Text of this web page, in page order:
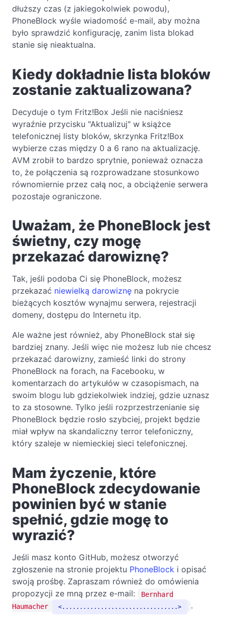
dłuższy czas (z jakiegokolwiek powodu),
PhoneBlock wyśle wiadomość e-mail, aby można
było sprawdzić konfigurację, zanim lista blokad
stanie się nieaktualna.
Kiedy dokładnie lista bloków
zostanie zaktualizowana?
Decyduje o tym Fritz!Box Jeśli nie naciśniesz
wyraźnie przycisku "Aktualizuj" w książce
telefonicznej listy bloków, skrzynka Fritz!Box
wybierze czas między 0 a 6 rano na aktualizację.
AVM zrobił to bardzo sprytnie, ponieważ oznacza
to, że połączenia są rozprowadzane stosunkowo
równomiernie przez całą noc, a obciążenie serwera
pozostaje ograniczone.
Uważam, że PhoneBlock jest
świetny, czy mogę
przekazać darowiznę?
Tak, jeśli podoba Ci się PhoneBlock, możesz
przekazać niewielką darowiznę na pokrycie
bieżących kosztów wynajmu serwera, rejestracji
domeny, dostępu do Internetu itp.
Ale ważne jest również, aby PhoneBlock stał się
bardziej znany. Jeśli więc nie możesz lub nie chcesz
przekazać darowizny, zamieść linki do strony
PhoneBlock na forach, na Facebooku, w
komentarzach do artykułów w czasopismach, na
swoim blogu lub gdziekolwiek indziej, gdzie uznasz
to za stosowne. Tylko jeśli rozprzestrzenianie się
PhoneBlock będzie rosło szybciej, projekt będzie
miał wpływ na skandaliczny terror telefoniczny,
który szaleje w niemieckiej sieci telefonicznej.
Mam życzenie, które
PhoneBlock zdecydowanie
powinien być w stanie
spełnić, gdzie mogę to
wyrazić?
Jeśli masz konto GitHub, możesz otworzyć
zgłoszenie na stronie projektu PhoneBlock i opisać
swoją prośbę. Zapraszam również do omówienia
propozycji ze mną przez e-mail:
Bernhard
Haumacher
................................. .